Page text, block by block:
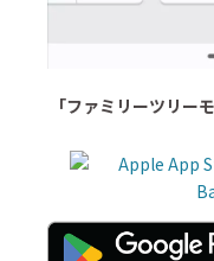
「ファミリーツリー